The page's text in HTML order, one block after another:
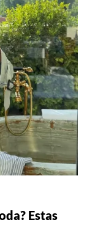
Estas